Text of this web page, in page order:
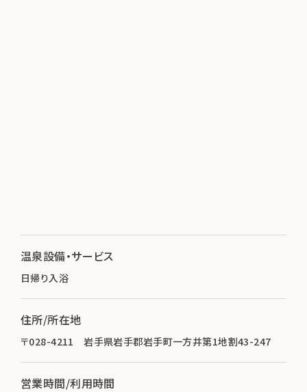
温泉設備・サービス
日帰り入浴
住所/所在地
〒028-4211 岩手県岩手郡岩手町一方井第1地割43-247
営業時間/利用時間